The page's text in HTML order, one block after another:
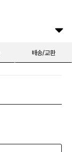
배송/교환